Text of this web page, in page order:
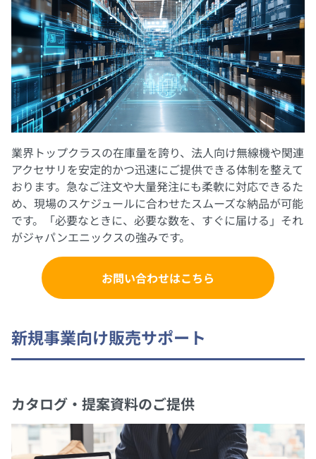
業界トップクラスの在庫量を誇り、法人向け無線機や関連
アクセサリを安定的かつ迅速にご提供できる体制を整えて
おります。急なご注文や大量発注にも柔軟に対応できるた
め、現場のスケジュールに合わせたスムーズな納品が可能
です。「必要なときに、必要な数を、すぐに届ける」それ
がジャパンエニックスの強みです。
お問い合わせはこちら
新規事業向け販売サポート
カタログ・提案資料のご提供